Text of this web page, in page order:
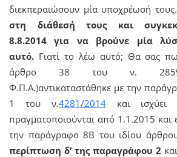
διεκπεραιώσουν μία υποχρέωσή τους.
στη διάθεσή τους και
8.8.2014
για να βρούνε μία
αυτό. Γιατί το λέω αυτό; Θα σας
άρθρο 38 του ν. 2859/
Φ.Π.Α.)αντικαταστάθηκε με την
1 του ν.4281/2014και ισχύει
πραγματοποιούνται από 1.1.2015
την παράγραφο 8Β του ιδίου
περίπτωση δ’ της παραγράφου 2